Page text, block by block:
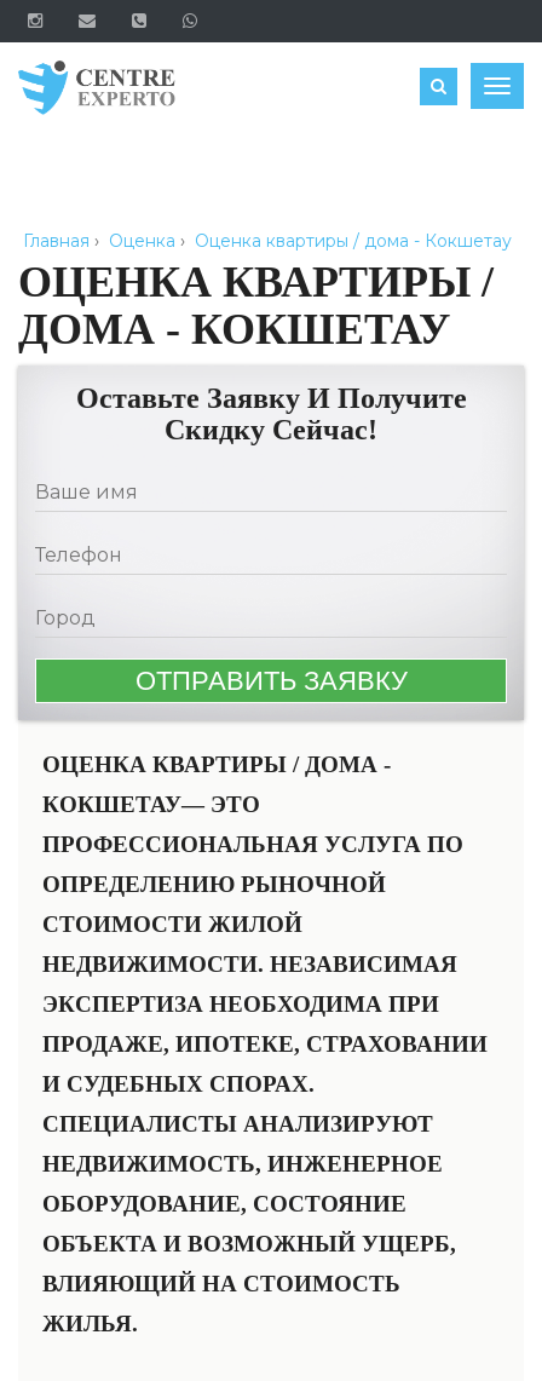
ЗАКАЗАТЬ
Главная › Оценка › Оценка квартиры / дома - Кокшетау
ОЦЕНКА КВАРТИРЫ /
ДОМА - КОКШЕТАУ
Оставьте Заявку И Получите
Скидку Сейчас!
ОЦЕНКА КВАРТИРЫ / ДОМА -
КОКШЕТАУ— ЭТО
ПРОФЕССИОНАЛЬНАЯ УСЛУГА ПО
ОПРЕДЕЛЕНИЮ РЫНОЧНОЙ
СТОИМОСТИ ЖИЛОЙ
НЕДВИЖИМОСТИ. НЕЗАВИСИМАЯ
ЭКСПЕРТИЗА НЕОБХОДИМА ПРИ
ПРОДАЖЕ, ИПОТЕКЕ, СТРАХОВАНИИ
И СУДЕБНЫХ СПОРАХ.
СПЕЦИАЛИСТЫ АНАЛИЗИРУЮТ
НЕДВИЖИМОСТЬ, ИНЖЕНЕРНОЕ
ОБОРУДОВАНИЕ, СОСТОЯНИЕ
ОБЪЕКТА И ВОЗМОЖНЫЙ УЩЕРБ,
ВЛИЯЮЩИЙ НА СТОИМОСТЬ
ЖИЛЬЯ.